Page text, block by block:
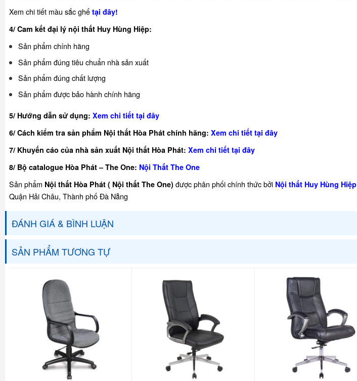
Xem chi tiết màu sắc ghế tại đây!
4/ Cam kết đại lý nội thất Huy Hùng Hiệp:
Sản phẩm chính hãng
Sản phẩm đúng tiêu chuẩn nhà sản xuất
Sản phẩm đúng chất lượng
Sản phẩm được bảo hành chính hãng
5/ Hướng dẫn sử dụng: Xem chi tiết tại đây
6/ Cách kiểm tra sản phẩm Nội thất Hòa Phát chính hãng: Xem chi tiết tại đây
7/ Khuyến cáo của nhà sản xuất Nội thất Hòa Phát: Xem chi tiết tại đây
8/ Bộ catalogue Hòa Phát – The One: Nội Thất The One
Sản phẩm Nội thất Hòa Phát ( Nội thất The One) được phân phối chính thức bởi Nội thất Huy Hùng Hiệp
Quận Hải Châu, Thành phố Đà Nẵng
ĐÁNH GIÁ & BÌNH LUẬN
SẢN PHẨM TƯƠNG TỰ